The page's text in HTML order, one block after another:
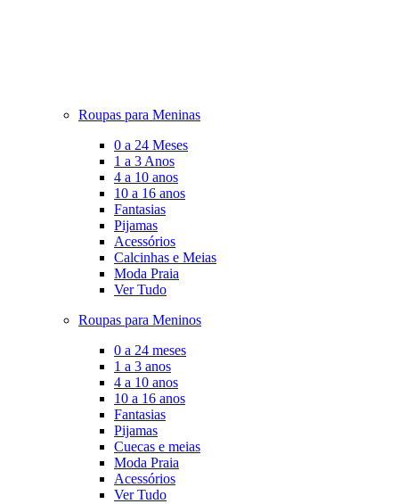
Roupas para Meninas
0 a 24 Meses
1 a 3 Anos
4 a 10 anos
10 a 16 anos
Fantasias
Pijamas
Acessórios
Calcinhas e Meias
Moda Praia
Ver Tudo
Roupas para Meninos
0 a 24 meses
1 a 3 anos
4 a 10 anos
10 a 16 anos
Fantasias
Pijamas
Cuecas e meias
Moda Praia
Acessórios
Ver Tudo